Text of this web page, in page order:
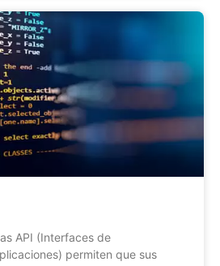
API (Interfaces de
permiten que sus